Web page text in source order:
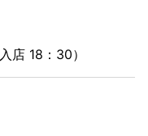
店 18：30）